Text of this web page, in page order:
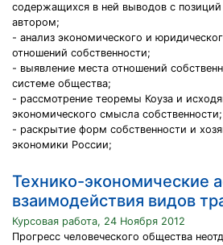
содержащихся в ней выводов с
автором;
- анализ экономического и
отношений собственности;
- выявление места отношений
системе общества;
- рассмотрение теоремы Коуза и
экономического смысла собственности;
- раскрытие форм собственности и
экономики России;
Технико-экономические
взаимодействия видов
Курсовая работа, 24 Ноября 2012
Прогресс человеческого общества